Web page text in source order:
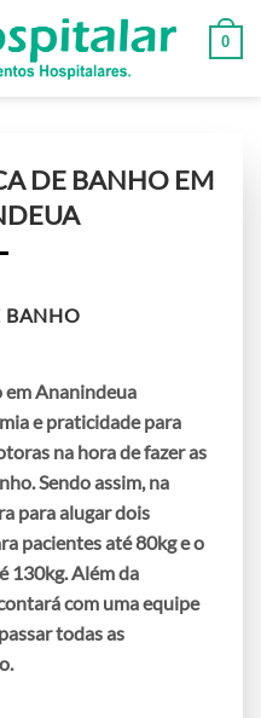
0
DE BANHO EM
BANHO
em Ananindeua
e praticidade para
na hora de fazer as
Sendo assim, na
para alugar dois
pacientes até 80kg e o
130kg. Além da
com uma equipe
todas as